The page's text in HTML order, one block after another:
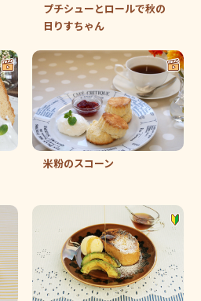
プチシューとロールで秋の
日りすちゃん
米粉のスコーン